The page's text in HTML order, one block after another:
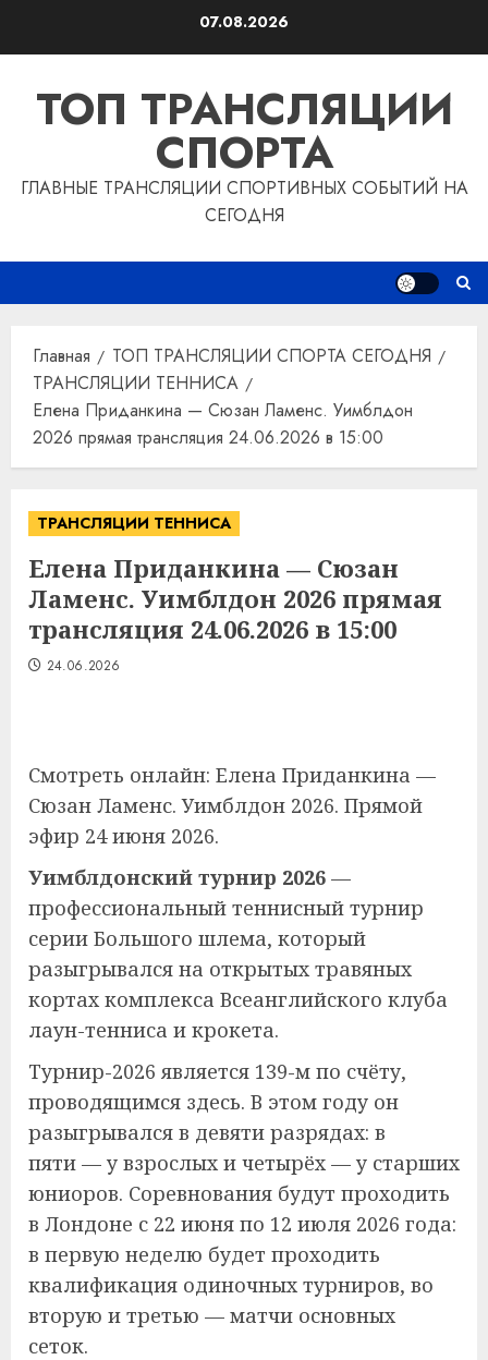
07.08.2026
ТОП ТРАНСЛЯЦИИ
СПОРТА
ГЛАВНЫЕ ТРАНСЛЯЦИИ СПОРТИВНЫХ СОБЫТИЙ НА
СЕГОДНЯ
Главная
ТОП ТРАНСЛЯЦИИ СПОРТА СЕГОДНЯ
ТРАНСЛЯЦИИ ТЕННИСА
Елена Приданкина — Сюзан Ламенс. Уимблдон
2026 прямая трансляция 24.06.2026 в 15:00
ТРАНСЛЯЦИИ ТЕННИСА
Елена Приданкина — Сюзан
Ламенс. Уимблдон 2026 прямая
трансляция 24.06.2026 в 15:00
24.06.2026
Смотреть онлайн: Елена Приданкина —
Сюзан Ламенс. Уимблдон 2026. Прямой
эфир 24 июня 2026.
Уимблдонский турнир 2026 —
профессиональный теннисный турнир
серии Большого шлема, который
разыгрывался на открытых травяных
кортах комплекса Всеанглийского клуба
лаун-тенниса и крокета.
Турнир-2026 является 139-м по счёту,
проводящимся здесь. В этом году он
разыгрывался в девяти разрядах: в
пяти — у взрослых и четырёх — у старших
юниоров. Соревнования будут проходить
в Лондоне с 22 июня по 12 июля 2026 года:
в первую неделю будет проходить
квалификация одиночных турниров, во
вторую и третью — матчи основных
сеток.